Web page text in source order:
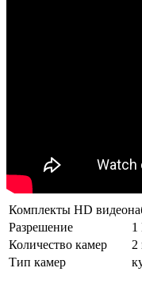
Комплекты HD
Разрешение
Количество камер
2
Тип камер